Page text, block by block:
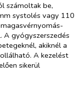
számoltak be,
systolés vagy 110
A gyógyszerszedés
akiknél a
A kezelést
sikerül